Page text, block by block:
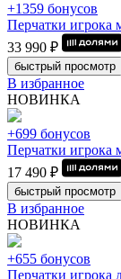
+1359 бонусов
Перчатки
33 990 ₽
быстрый просмотр
В избранное
НОВИНКА
+699 бонусов
Перчатки
17 490 ₽
быстрый просмотр
В избранное
НОВИНКА
+655 бонусов
Перчатки игрока